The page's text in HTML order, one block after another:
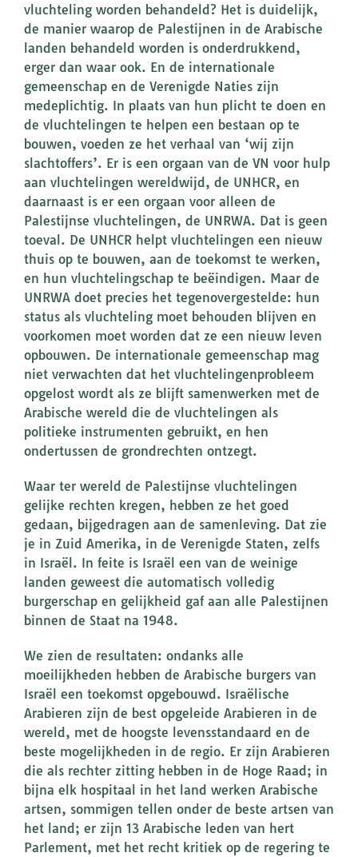
vluchteling worden behandeld? Het is duidelijk,
de manier waarop de Palestijnen in de Arabische
landen behandeld worden is onderdrukkend,
erger dan waar ook. En de internationale
gemeenschap en de Verenigde Naties zijn
medeplichtig. In plaats van hun plicht te doen en
de vluchtelingen te helpen een bestaan op te
bouwen, voeden ze het verhaal van ‘wij zijn
slachtoffers’. Er is een orgaan van de VN voor hulp
aan vluchtelingen wereldwijd, de UNHCR, en
daarnaast is er een orgaan voor alleen de
Palestijnse vluchtelingen, de UNRWA. Dat is geen
toeval. De UNHCR helpt vluchtelingen een nieuw
thuis op te bouwen, aan de toekomst te werken,
en hun vluchtelingschap te beëindigen. Maar de
UNRWA doet precies het tegenovergestelde: hun
status als vluchteling moet behouden blijven en
voorkomen moet worden dat ze een nieuw leven
opbouwen. De internationale gemeenschap mag
niet verwachten dat het vluchtelingenprobleem
opgelost wordt als ze blijft samenwerken met de
Arabische wereld die de vluchtelingen als
politieke instrumenten gebruikt, en hen
ondertussen de grondrechten ontzegt.
Waar ter wereld de Palestijnse vluchtelingen
gelijke rechten kregen, hebben ze het goed
gedaan, bijgedragen aan de samenleving. Dat zie
je in Zuid Amerika, in de Verenigde Staten, zelfs
in Israël. In feite is Israël een van de weinige
landen geweest die automatisch volledig
burgerschap en gelijkheid gaf aan alle Palestijnen
binnen de Staat na 1948.
We zien de resultaten: ondanks alle
moeilijkheden hebben de Arabische burgers van
Israël een toekomst opgebouwd. Israëlische
Arabieren zijn de best opgeleide Arabieren in de
wereld, met de hoogste levensstandaard en de
beste mogelijkheden in de regio. Er zijn Arabieren
die als rechter zitting hebben in de Hoge Raad; in
bijna elk hospitaal in het land werken Arabische
artsen, sommigen tellen onder de beste artsen van
het land; er zijn 13 Arabische leden van hert
Parlement, met het recht kritiek op de regering te